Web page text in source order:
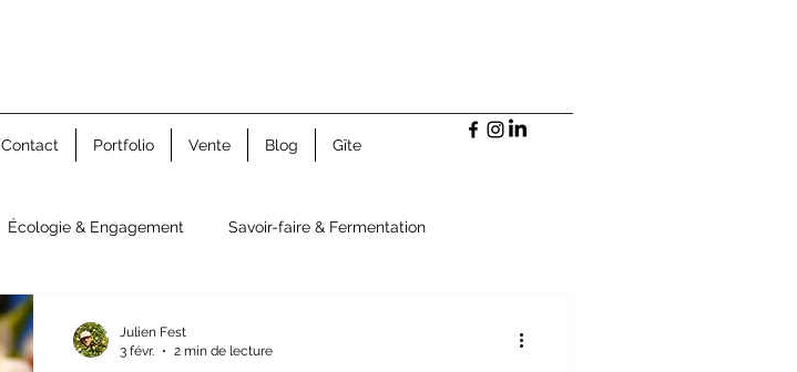
Contact Portfolio Vente Blog Gîte
Écologie & Engagement Savoir-faire & Fermentation
Julien Fest
3 févr.
2 min de lecture